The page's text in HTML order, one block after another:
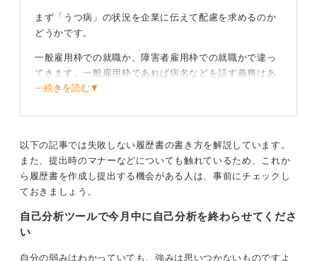
まず「うつ病」の状況を企業に伝えて配慮を求めるのか
どうかです。
一般雇用枠での就職か、障害者雇用枠での就職かで違っ
てきます。一般雇用枠であれば病名などを話す義務はあ
りません。
ただ休学期間について質問された時に嘘をつくのはおす
話す際は医師からも許可が出ていることや、現在は回復
⋯続きを読む▼
以下の記事では失敗しない履歴書の書き方を解説しています。
また、提出時のマナーなどについても触れているため、これか
ら履歴書を作成し提出する機会がある人は、事前にチェックし
ておきましょう。
自己分析ツールで今月中に自己分析を終わらせてくださ
い
自分の弱みはわかっていても、強みは思いつかないものですよ